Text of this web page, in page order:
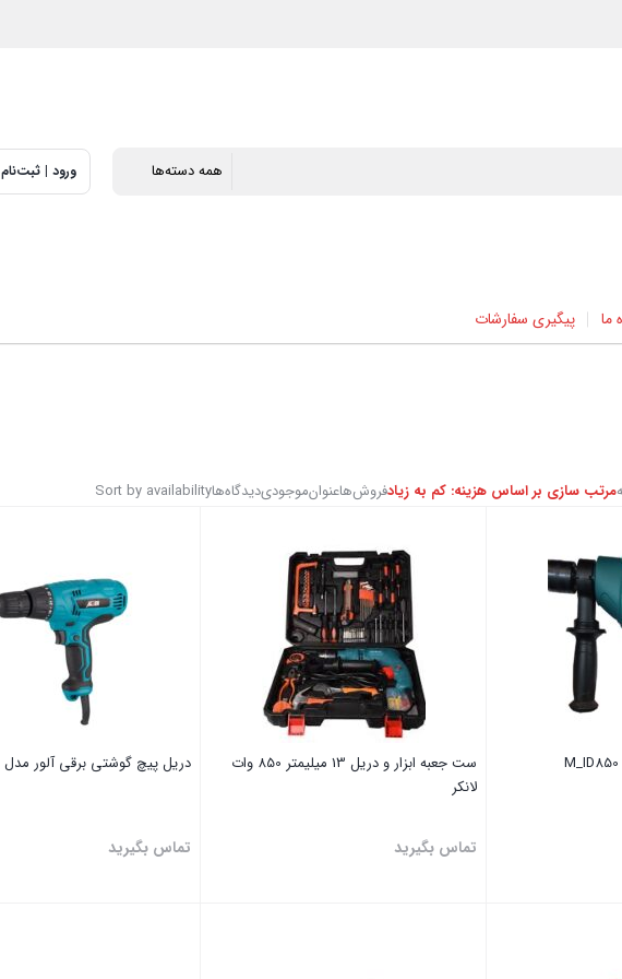
ورود | ثبت‌نام
ما پیگیری سفارشات
مرتب سازی بر اساس هزینه: کم به زیادفروش‌هاعنوانموجودیدیدگاه‌هاSort by availability
ست جعبه ابزار و دریل 13 میلیمتر 850 وات
لانکر
تماس بگیرید
دریل پیچ گوشتی برقی آلور مدل AV-8010
تماس بگیرید